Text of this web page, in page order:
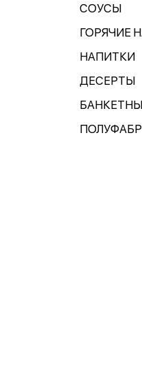
СОУСЫ
ГОРЯЧИЕ
НАПИТКИ
ДЕСЕРТЫ